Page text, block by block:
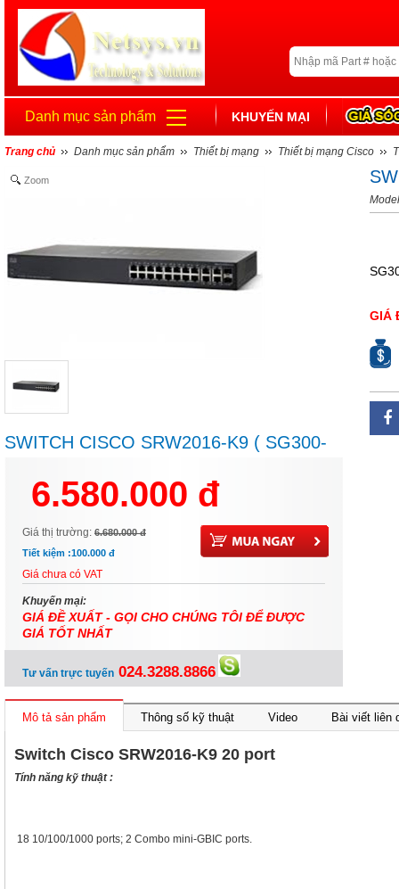
Danh mục sản phẩm KHUYẾN MẠI
Trang chủ Danh mục sản phẩm Thiết bị mạng Thiết bị mạng Cisco
Zoom
SWITCH CISCO SRW2016-K9 ( SG300-
6.580.000 đ
Giá thị trường: 6.680.000 đ
Tiết kiệm :100.000 đ
Giá chưa có VAT
Khuyến mại:
GIÁ ĐỀ XUẤT - GỌI CHO CHÚNG TÔI ĐỂ ĐƯỢC
GIÁ TỐT NHẤT
Tư vấn trực tuyến 024.3288.8866
GIÁ
Mô tả sản phẩm Thông số kỹ thuật Video Bài viết liên
Switch Cisco SRW2016-K9 20 port
Tính năng kỹ thuật :
18 10/100/1000 ports; 2 Combo mini-GBIC ports.